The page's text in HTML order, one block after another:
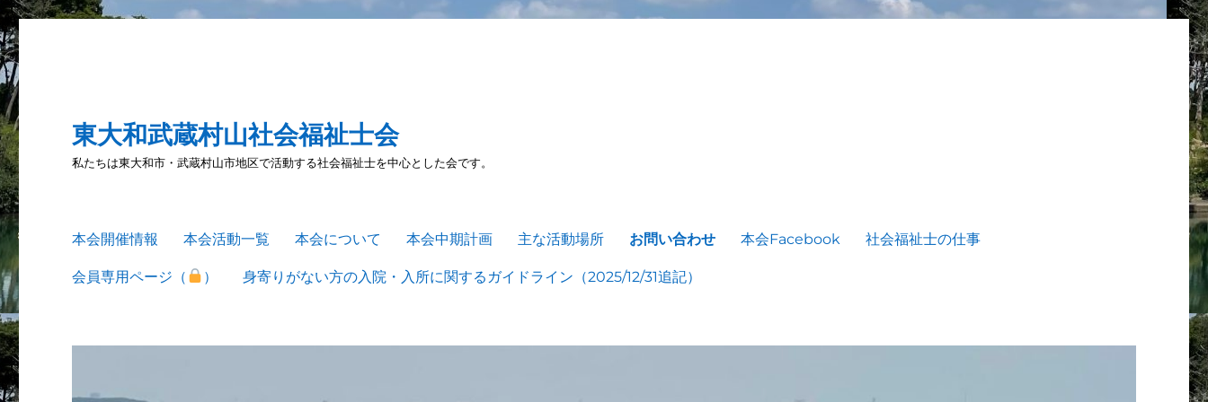
東大和武蔵村山社会福祉士会
私たちは東大和市・武蔵村山市地区で活動する社会福祉士を中心とした会です。
本会開催情報 本会活動一覧 本会について 本会中期計画 主な活動場所 お問い合わせ 本会Facebook 社会福祉士の仕事
会員専用ページ（ ） 身寄りがない方の入院・入所に関するガイドライン（2025/12/31追記）